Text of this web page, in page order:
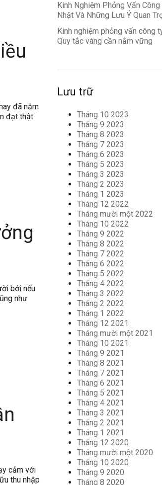
đã nắm
đạt thật
bởi nếu
như
cảm với
thu nhập
Kinh Nghiệm Phỏng Vấn Công
Nhật Và Những Lưu Ý Quan
Kinh nghiệm phỏng vấn công
Quy tắc vàng cần nắm vững
Lưu trữ
Tháng 10 2023
Tháng 9 2023
Tháng 8 2023
Tháng 7 2023
Tháng 6 2023
Tháng 5 2023
Tháng 3 2023
Tháng 2 2023
Tháng 1 2023
Tháng 12 2022
Tháng mười một 2022
Tháng 10 2022
Tháng 9 2022
Tháng 8 2022
Tháng 7 2022
Tháng 6 2022
Tháng 5 2022
Tháng 4 2022
Tháng 3 2022
Tháng 2 2022
Tháng 1 2022
Tháng 12 2021
Tháng mười một 2021
Tháng 10 2021
Tháng 9 2021
Tháng 8 2021
Tháng 7 2021
Tháng 6 2021
Tháng 5 2021
Tháng 4 2021
Tháng 3 2021
Tháng 2 2021
Tháng 1 2021
Tháng 12 2020
Tháng mười một 2020
Tháng 10 2020
Tháng 9 2020
Tháng 8 2020